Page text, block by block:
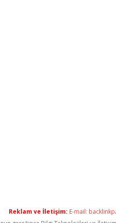
Reklam ve İletişim: E-mail: